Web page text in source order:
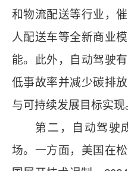
和物流配送等行业，
人配送车等全新商业
能。此外，自动驾驶
低事故率并减少碳排
与可持续发展目标实现
第二，自动驾驶
场。一方面，美国在